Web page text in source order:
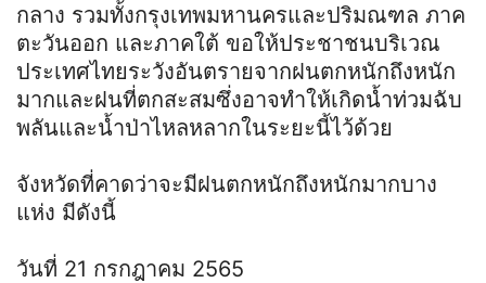
กลาง รวมทั้งกรุงเทพมหานครและปริมณฑล ภาค
ตะวันออก และภาคใต้ ขอให้ประชาชนบริเวณ
ประเทศไทยระวังอันตรายจากฝนตกหนักถึงหนัก
มากและฝนที่ตกสะสมซึ่งอาจทำให้เกิดน้ำท่วมฉับ
พลันและน้ำป่าไหลหลากในระยะนี้ไว้ด้วย
จังหวัดที่คาดว่าจะมีฝนตกหนักถึงหนักมากบาง
แห่ง มีดังนี้
วันที่ 21 กรกฎาคม 2565